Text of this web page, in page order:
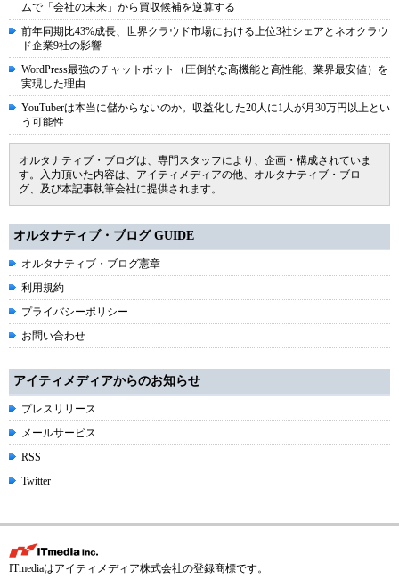
ムで「会社の未来」から買収候補を逆算する
前年同期比43%成長、世界クラウド市場における上位3社シェアとネオクラウ
ド企業9社の影響
WordPress最強のチャットボット（圧倒的な高機能と高性能、業界最安値）を
実現した理由
YouTuberは本当に儲からないのか。収益化した20人に1人が月30万円以上とい
う可能性
オルタナティブ・ブログは、専門スタッフにより、企画・構成されていま
す。入力頂いた内容は、アイティメディアの他、オルタナティブ・ブロ
グ、及び本記事執筆会社に提供されます。
オルタナティブ・ブログ GUIDE
オルタナティブ・ブログ憲章
利用規約
プライバシーポリシー
お問い合わせ
アイティメディアからのお知らせ
プレスリリース
メールサービス
RSS
Twitter
ITmediaはアイティメディア株式会社の登録商標です。